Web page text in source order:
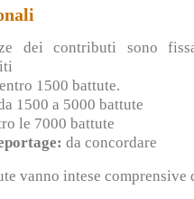
dei contributi sono
entro 1500 battute.
1500 a 5000 battute
le 7000 battute
da concordare
vanno intese comprensive